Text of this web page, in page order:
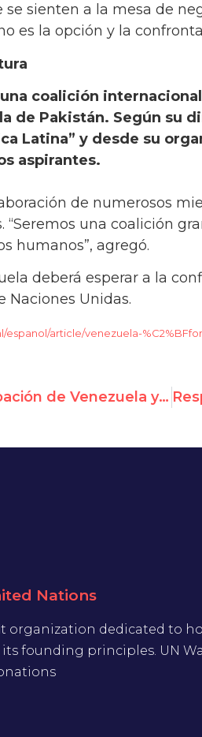
se sienten a la mesa de
es la opción y la
coalición
de Pakistán. Según su
Latina” y desde su
aspirantes.
de numerosos
“Seremos una coalición
humanos”, agregó.
deberá esperar a la
Naciones Unidas.
espanol/article/venezuela-
Rechaza ONG participación de Venezuela y Pakistán en CDH de ONU
Nations
organization dedicated to
founding principles. UN